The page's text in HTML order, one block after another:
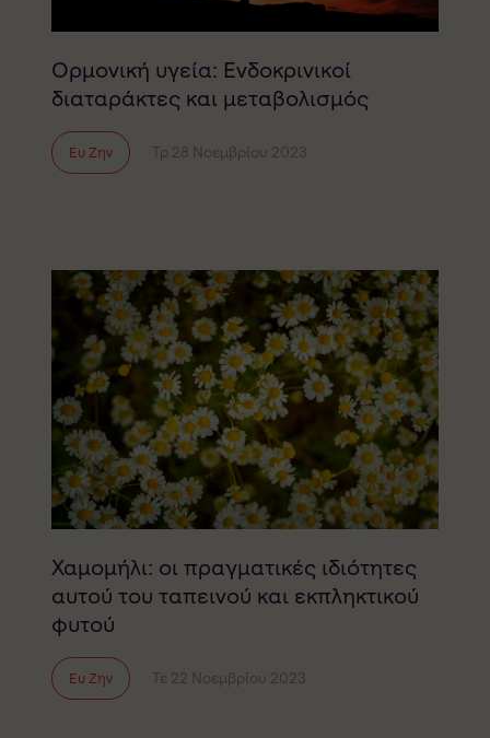
Ορμονική υγεία: Ενδοκρινικοί
διαταράκτες και μεταβολισμός
Ευ Ζην Τρ 28 Νοεμβρίου 2023
Χαμομήλι: οι πραγματικές ιδιότητες
αυτού του ταπεινού και εκπληκτικού
φυτού
Ευ Ζην Τε 22 Νοεμβρίου 2023